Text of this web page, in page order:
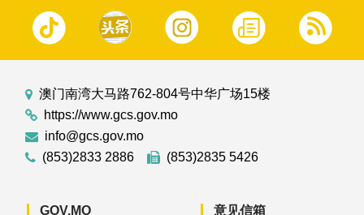
澳门南湾大马路762-804号中华广场15楼
https://www.gcs.gov.mo
info@gcs.gov.mo
(853)2833 2886
(853)2835 5426
GOV.MO 意见信箱